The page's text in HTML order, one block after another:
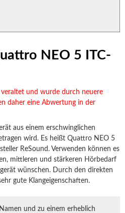
NEO 5 ITC-
veraltet und wurde durch neuere
daher eine Abwertung in der
aus einem erschwinglichen
wird. Es heißt Quattro NEO 5
ReSound. Verwenden können es
mittleren und stärkeren Hörbedarf
wünschen. Durch den direkten
gute Klangeigenschaften.
und zu einem erheblich